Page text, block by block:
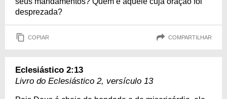
desprezada?
COPIAR COMPARTILHAR
Eclesiástico 2:13
Livro do Eclesiástico 2, versículo 13